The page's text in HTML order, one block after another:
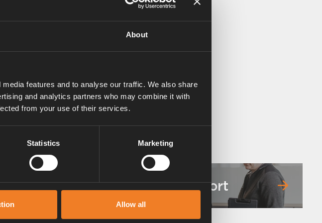
About
features and to analyse our traffic. We also share
and analytics partners who may combine it with
from your use of their services.
Statistics Marketing
Allow all
Service & support